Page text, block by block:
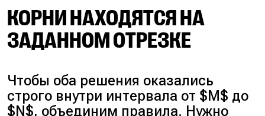
КОРНИ НАХОДЯТСЯ НА
ЗАДАННОМ ОТРЕЗКЕ
Чтобы оба решения оказались
строго внутри интервала от $M$ до
$N$, объединим правила. Нужно